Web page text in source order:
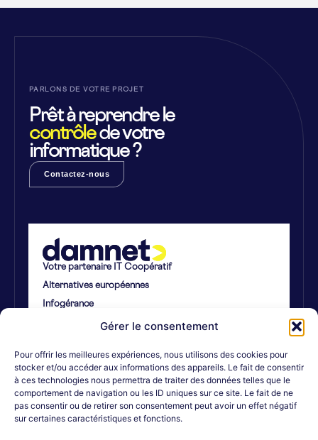
Gérer le consentement
Pour offrir les meilleures expériences, nous utilisons des cookies pour
stocker et/ou accéder aux informations des appareils. Le fait de consentir
à ces technologies nous permettra de traiter des données telles que le
comportement de navigation ou les ID uniques sur ce site. Le fait de ne
pas consentir ou de retirer son consentement peut avoir un effet négatif
sur certaines caractéristiques et fonctions.
PARLONS DE VOTRE PROJET
Prêt à reprendre le
contrôlede votre
informatique ?
Contactez-nous
Votre partenaire IT Coopératif
Alternatives européennes
Infogérance
Cybersécurité
5001 Namur
TVA: BE0475.409.470
info@damnet.coop
+32 (0) 81 21 51 50